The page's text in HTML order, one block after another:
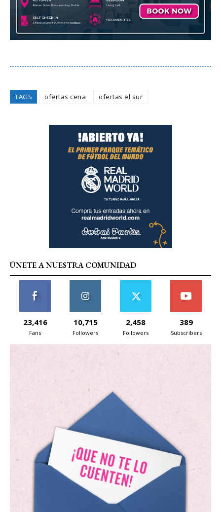
TAGS ofertas cena ofertas el sur
ÚNETE A NUESTRA COMUNIDAD
23,416
Fans
10,715
Followers
2,458
Followers
389
Subscribers